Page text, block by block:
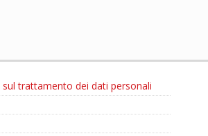
trattamento dei dati personali